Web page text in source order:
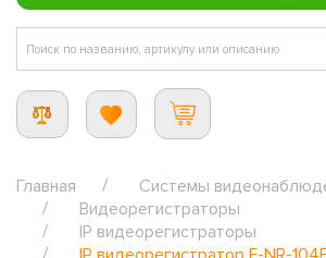
Главная
Системы
Видеорегистраторы
IP видеорегистраторы